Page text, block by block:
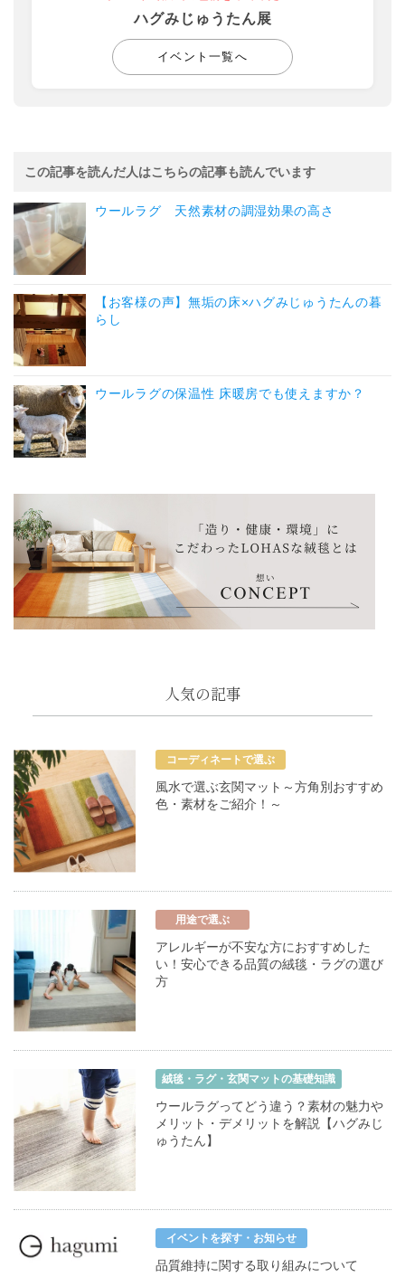
ハグみじゅうたん展
イベント一覧へ
この記事を読んだ人はこちらの記事も読んでいます
ウールラグ 天然素材の調湿効果の高さ
【お客様の声】無垢の床×ハグみじゅうたんの暮
らし
ウールラグの保温性 床暖房でも使えますか？
人気の記事
コーディネートで選ぶ
風水で選ぶ玄関マット～方角別おすすめ
色・素材をご紹介！～
用途で選ぶ
アレルギーが不安な方におすすめした
い！安心できる品質の絨毯・ラグの選び
方
絨毯・ラグ・玄関マットの基礎知識
ウールラグってどう違う？素材の魅力や
メリット・デメリットを解説【ハグみじ
ゅうたん】
イベントを探す・お知らせ
品質維持に関する取り組みについて